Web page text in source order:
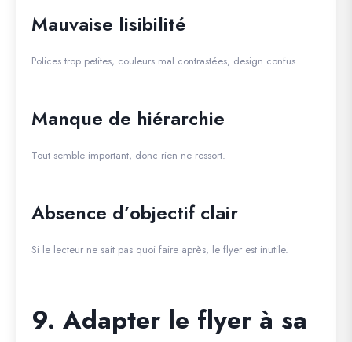
Mauvaise lisibilité
Polices trop petites, couleurs mal contrastées, design confus.
Manque de hiérarchie
Tout semble important, donc rien ne ressort.
Absence d’objectif clair
Si le lecteur ne sait pas quoi faire après, le flyer est inutile.
9. Adapter le flyer à sa